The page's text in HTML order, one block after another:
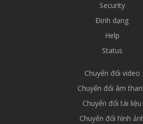
Security
Định dạng
Help
Status
Chuyển đổi video
Chuyển đổi âm
Chuyển đổi tài liệu
Chuyển đổi hình